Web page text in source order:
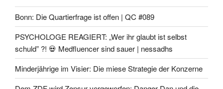
Bonn: Die Quartierfrage ist offen | QC #089
PSYCHOLOGE REAGIERT: „Wer ihr glaubt ist selbst
schuld” ?! 💀 Medfluencer sind sauer | nessadhs
Minderjährige im Visier: Die miese Strategie der Konzerne